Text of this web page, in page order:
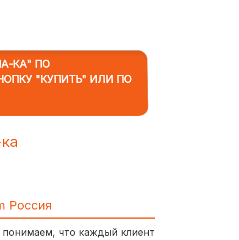
КА"ПО
"КУПИТЬ" ИЛИ ПО
Россия
что каждый клиент